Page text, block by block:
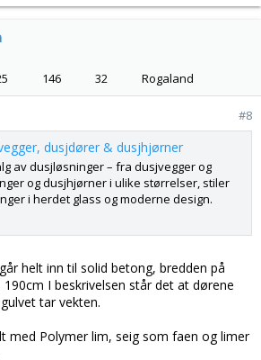
146 32 Rogaland
#8
dusjdører & dusjhjørner
av dusjløsninger – fra dusjvegger og
og dusjhjørner i ulike størrelser, stiler
i herdet glass og moderne design.
helt inn til solid betong, bredden på
I beskrivelsen står det at dørene
tar vekten.
med Polymer lim, seig som faen og limer